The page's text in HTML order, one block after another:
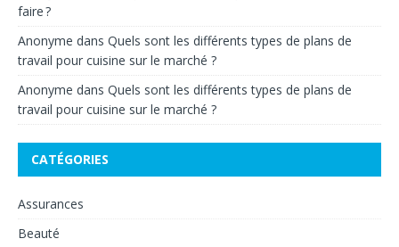
faire ?
Anonyme dans Quels sont les différents types de plans de
travail pour cuisine sur le marché ?
Anonyme dans Quels sont les différents types de plans de
travail pour cuisine sur le marché ?
CATÉGORIES
Assurances
Beauté